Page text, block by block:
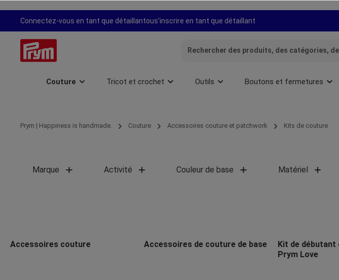
Passer à la navigation principale
Connectez-vous en tant que détaillantous'inscrire en tant que détaillant
Couture Tricot et crochet Outils Boutons et fermetures
Prym | Happiness is handmade. Couture Accessoires couture et patchwork Kits de couture
Marque Activité Couleur de base Matériel
Accessoires couture Accessoires de couture de base
Kit de débutant
Prym Love